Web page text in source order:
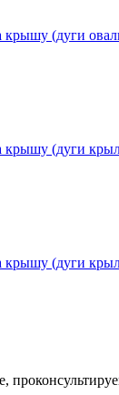
(дуги
(дуги
(дуги